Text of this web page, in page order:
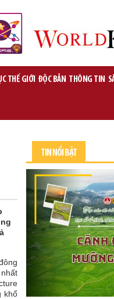
THẾ GIỚI ĐỘC BẢN THÔNG TIN
khổ
TIN NỔI BẬT